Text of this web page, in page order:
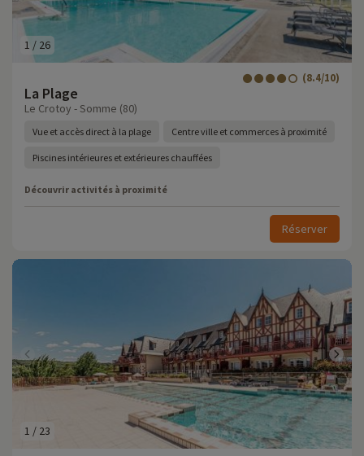
1 / 26
La Plage
(8.4/10)
Le Crotoy - Somme (80)
Vue et accès direct à la plage Centre ville et commerces à proximité
Piscines intérieures et extérieures chauffées
Découvrir activités à proximité
Réserver
1 / 23